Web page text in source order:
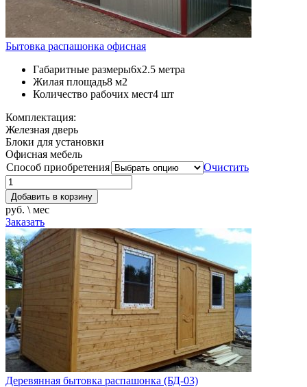
Бытовка распашонка офисная
Габаритные размеры6х2.5 метра
Жилая площадь8 м2
Количество рабочих мест4 шт
Комплектация:
Железная дверь
Блоки для установки
Офисная мебель
Способ приобретения
Очистить
Добавить в корзину
руб. \ мес
Заказать
Деревянная бытовка распашонка (БД-03)